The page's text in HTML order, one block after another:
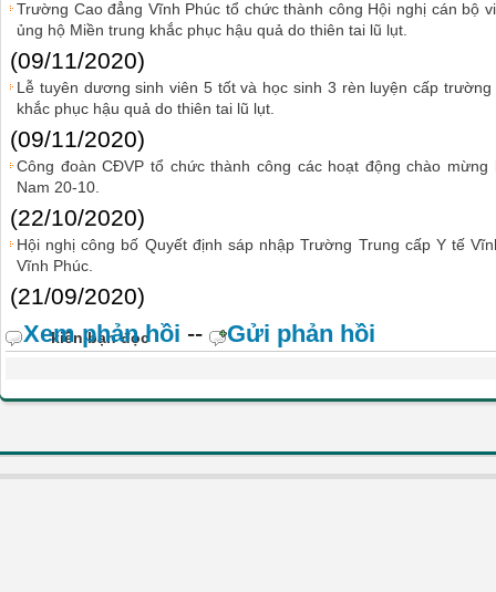
Trường Cao đẳng Vĩnh Phúc tổ chức thành công Hội nghị cán bộ
ủng hộ Miền trung khắc phục hậu quả do thiên tai lũ lụt.
(09/11/2020)
Lễ tuyên dương sinh viên 5 tốt và học sinh 3 rèn luyện cấp
khắc phục hậu quả do thiên tai lũ lụt.
(09/11/2020)
Công đoàn CĐVP tổ chức thành công các hoạt động chào
Nam 20-10.
(22/10/2020)
Hội nghị công bố Quyết định sáp nhập Trường Trung cấp Y tế
Vĩnh Phúc.
(21/09/2020)
kiến bạn đọc
Xem phản hồi -- Gửi phản hồi